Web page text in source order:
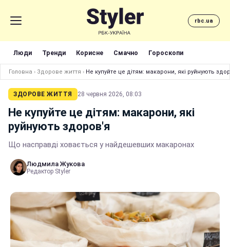
rbc.ua
Люди Тренди Корисне Смачно Гороскопи
Головна › Здорове життя › Не купуйте це дітям: макарони, які руйнують
ЗДОРОВЕ ЖИТТЯ 28 червня 2026, 08:03
Не купуйте це дітям: макарони, які
руйнують здоров'я
Що насправді ховається у найдешевших макаронах
Людмила Жукова
Редактор Styler